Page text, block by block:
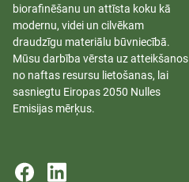
biorafinēšanu un attīsta koku kā
modernu, videi un cilvēkam
draudzīgu materiālu būvniecībā.
Mūsu darbība vērsta uz atteikšanos
no naftas resursu lietošanas, lai
sasniegtu Eiropas 2050 Nulles
Emisijas mērķus.